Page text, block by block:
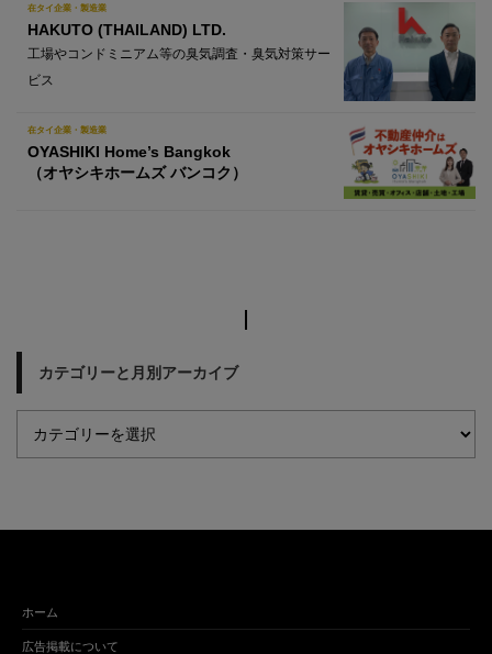
在タイ企業・製造業
HAKUTO (THAILAND) LTD.
工場やコンドミニアム等の臭気調査・臭気対策サー
ビス
在タイ企業・製造業
OYASHIKI Home’s Bangkok
（オヤシキホームズ バンコク）
カテゴリーと月別アーカイブ
ホーム
広告掲載について